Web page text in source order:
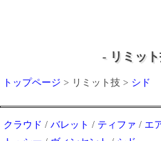
- リミッ
トップページ > リミット技 > シド
クラウド / バレット / ティファ / エ